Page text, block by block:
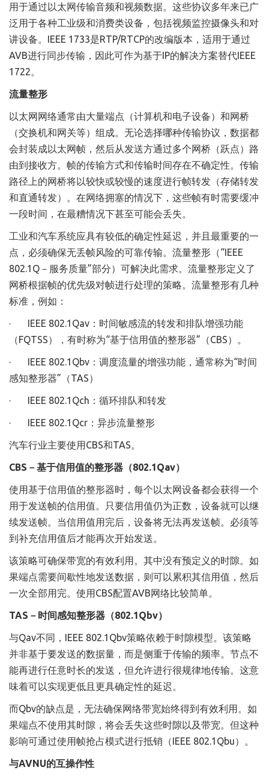
用于通过以太网传输音频和视频数据。这些协议多年来已广
泛用于各种工业级和消费类设备，包括视频监控摄像头和对
讲设备。IEEE 1733是RTP/RTCP的改编版本，适用于通过
AVB进行同步传输，因此可作为基于IP的解决方案替代IEEE
1722。
流量整形
以太网网络通常由大量端点（计算机和电子设备）和网桥
（交换机和网关等）组成。无论选择哪种传输协议，数据都
会封装成以太网帧，然后从发送方通过多个网桥（跃点）路
由到接收方。帧的传输方式和传输时间存在不确定性。传输
路径上的网桥将以较快或较慢的速度进行帧转发（存储转发
和直通转发）。在网络拥塞的情况下，这些帧有时需要缓冲
一段时间，在最糟情况下甚至可能会丢失。
工业和汽车系统应具有较低的确定性延迟，并且最重要的一
点，必须确保无丢帧风险的可靠传输。流量整形（“IEEE
802.1Q－服务质量”部分）可解决此需求。 流量整形定义了
网桥根据帧的优先级对帧进行处理的策略。流量整形有几种
标准，例如：
· IEEE 802.1Qav：时间敏感流的转发和排队增强功能
（FQTSS），有时称为“基于信用值的整形器”（CBS）。
· IEEE 802.1Qbv：调度流量的增强功能，通常称为“时间
感知整形器”（TAS）
· IEEE 802.1Qch：循环排队和转发
· IEEE 802.1Qcr：异步流量整形
汽车行业主要使用CBS和TAS。
CBS－基于信用值的整形器（802.1Qav）
使用基于信用值的整形器时，每个以太网设备都会获得一个
用于发送帧的信用值。只要信用值仍为正数，设备就可以继
续发送帧。当信用值用完后，设备将无法再发送帧。必须等
到补充信用值后才能再次开始发送。
该策略可确保带宽的有效利用。其中没有预定义的时隙。如
果端点需要间歇性地发送数据，则可以累积其信用值，然后
一次全部用完。使用CBS配置AVB网络比较简单。
TAS－时间感知整形器（802.1Qbv）
与Qav不同，IEEE 802.1Qbv策略依赖于时隙模型。该策略
并非基于要发送的数据量，而是侧重于传输的频率。节点不
能再进行任意时长的发送，但允许进行很规律地传输。这意
味着可以实现更低且更具确定性的延迟。
而Qbv的缺点是，无法确保网络带宽始终得到有效利用。如
果端点不使用其时隙，将会丢失这些时隙以及带宽。但这种
影响可通过使用帧抢占模式进行抵销（IEEE 802.1Qbu）。
与AVNU的互操作性